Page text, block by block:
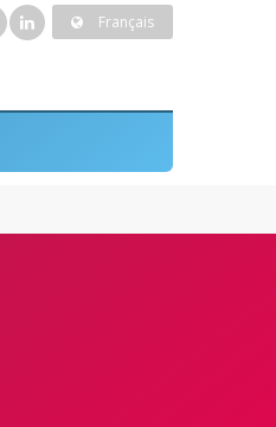
Français